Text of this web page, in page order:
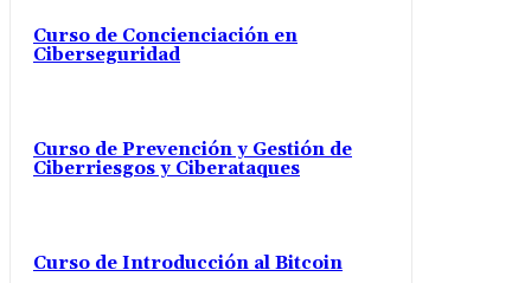
Curso de Concienciación en
Ciberseguridad
Curso de Prevención y Gestión de
Ciberriesgos y Ciberataques
Curso de Introducción al Bitcoin